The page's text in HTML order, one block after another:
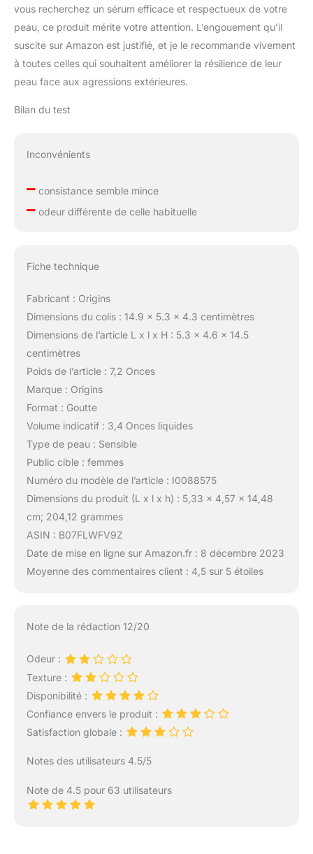
vous recherchez un sérum efficace et respectueux de votre
peau, ce produit mérite votre attention. L’engouement qu’il
suscite sur Amazon est justifié, et je le recommande vivement
à toutes celles qui souhaitent améliorer la résilience de leur
peau face aux agressions extérieures.
Bilan du test
Inconvénients
–consistance semble mince
–odeur différente de celle habituelle
Fiche technique
Fabricant : Origins
Dimensions du colis : 14.9 x 5.3 x 4.3 centimètres
Dimensions de l’article L x l x H : 5.3 x 4.6 x 14.5
centimètres
Poids de l’article : 7,2 Onces
Marque : Origins
Format : Goutte
Volume indicatif : 3,4 Onces liquides
Type de peau : Sensible
Public cible : femmes
Numéro du modèle de l’article : I0088575
Dimensions du produit (L x l x h) : 5,33 x 4,57 x 14,48
cm; 204,12 grammes
ASIN : B07FLWFV9Z
Date de mise en ligne sur Amazon.fr : 8 décembre 2023
Moyenne des commentaires client : 4,5 sur 5 étoiles
Note de la rédaction 12/20
Odeur :
Texture :
Disponibilité :
Confiance envers le produit :
Satisfaction globale :
Notes des utilisateurs 4.5/5
Note de 4.5 pour 63 utilisateurs